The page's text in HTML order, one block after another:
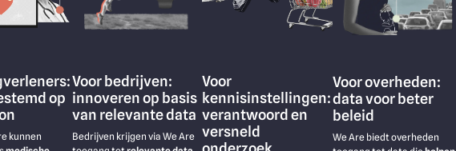
op
kunnen
Voor bedrijven:
innoveren op basis
van relevante data
Bedrijven krijgen via We Are
Voor
kennisinstellingen:
verantwoord en
versneld
Voor overheden:
data voor beter
beleid
We Are biedt overheden